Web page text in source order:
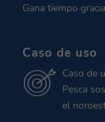
Gana tiempo
Caso de uso
Caso de
Pesca
el